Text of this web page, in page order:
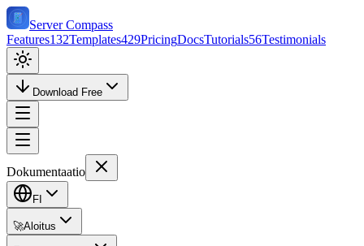
Server Compass
Features132Templates429PricingDocsTutorials56Testimonials
Download Free
Dokumentaatio
FI
🚀Aloitus